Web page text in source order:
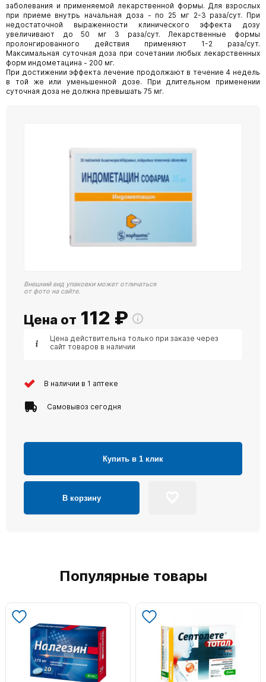
заболевания и применяемой лекарственной формы. Для взрослых
при приеме внутрь начальная доза - по 25 мг 2-3 раза/сут. При
недостаточной выраженности клинического эффекта дозу
увеличивают до 50 мг 3 раза/сут. Лекарственные формы
пролонгированного действия применяют 1-2 раза/сут.
Максимальная суточная доза при сочетании любых лекарственных
форм индометацина - 200 мг.
При достижении эффекта лечение продолжают в течение 4 недель
в той же или уменьшенной дозе. При длительном применении
суточная доза не должна превышать 75 мг.
Внешний вид упаковки может отличаться
от фото на сайте.
Цена от 112 ₽
Цена действительна только при заказе через
сайт товаров в наличии
В наличии в 1 аптеке
Самовывоз сегодня
Купить в 1 клик
В корзину
Популярные товары